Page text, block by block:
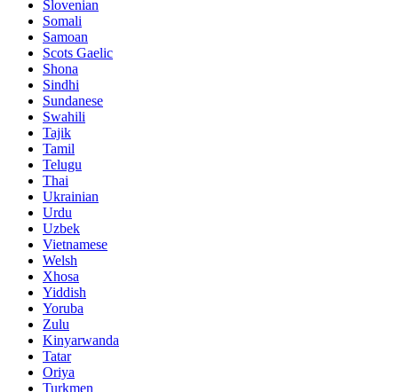
Slovenian
Somali
Samoan
Scots Gaelic
Shona
Sindhi
Sundanese
Swahili
Tajik
Tamil
Telugu
Thai
Ukrainian
Urdu
Uzbek
Vietnamese
Welsh
Xhosa
Yiddish
Yoruba
Zulu
Kinyarwanda
Tatar
Oriya
Turkmen